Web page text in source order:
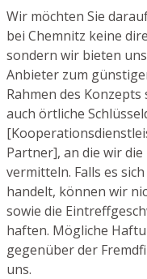
Wir möchten Sie
bei Chemnitz keine
sondern wir bieten
Anbieter zum
Rahmen des
auch örtliche
Partner], an die wir
vermitteln. Falls es
handelt, können wir
sowie die
haften. Mögliche
gegenüber der
uns.